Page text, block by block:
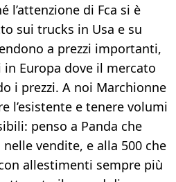
l’attenzione di Fca si è
sui trucks in Usa e su
a prezzi importanti,
Europa dove il mercato
i prezzi. A noi Marchionne
l’esistente e tenere volumi
penso a Panda che
vendite, e alla 500 che
allestimenti sempre più